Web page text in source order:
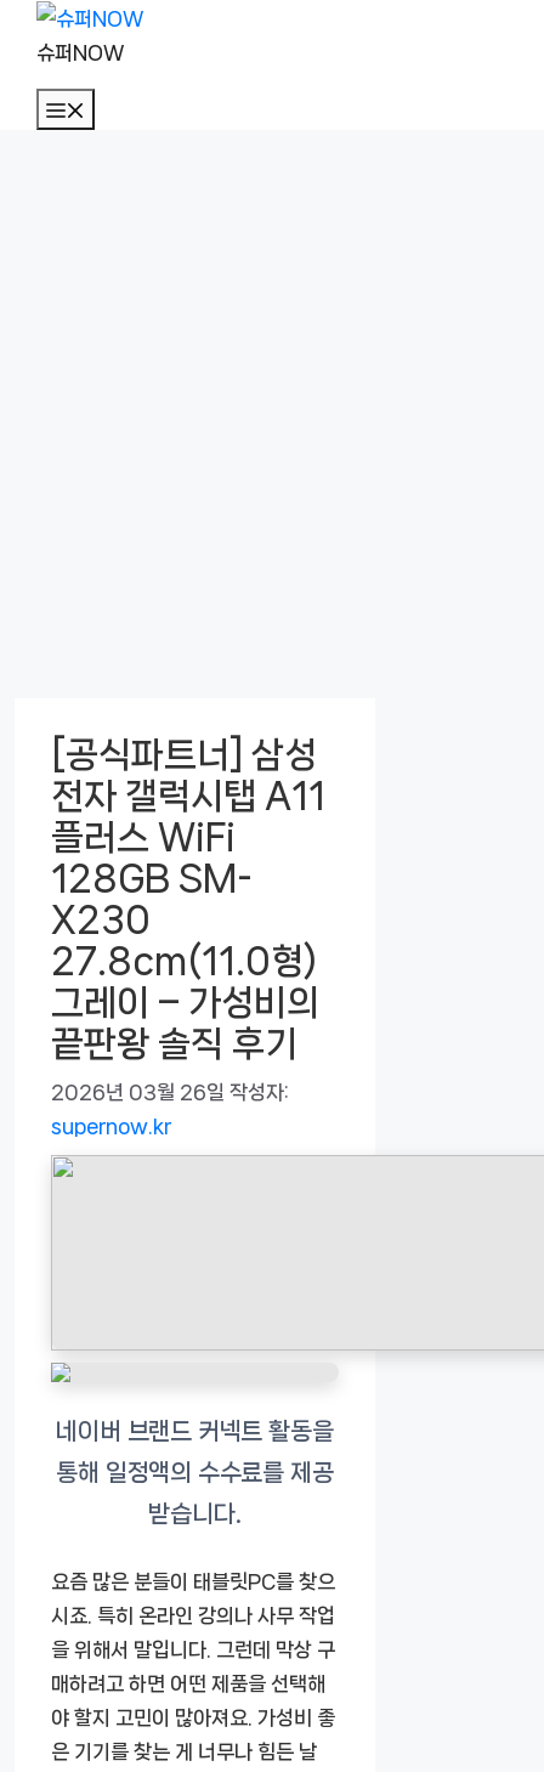
슈퍼NOW
[공식파트너] 삼성
전자 갤럭시탭 A11
플러스 WiFi
128GB SM-
X230
27.8cm(11.0형)
그레이 – 가성비의
끝판왕 솔직 후기
2026년 03월 26일 작성자:
supernow.kr
요즘 많은 분들이 태블릿PC를 찾으
시죠. 특히 온라인 강의나 사무 작업
을 위해서 말입니다. 그런데 막상 구
매하려고 하면 어떤 제품을 선택해
야 할지 고민이 많아져요. 가성비 좋
은 기기를 찾는 게 너무나 힘든 날